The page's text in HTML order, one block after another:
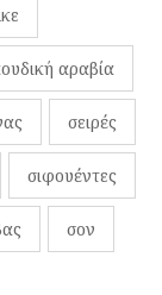
αραβία
σειρές
σιφουέντες
σον